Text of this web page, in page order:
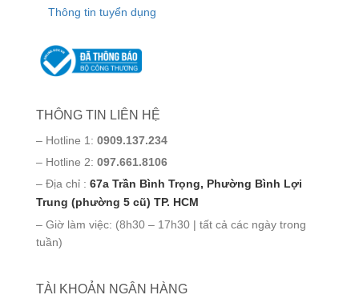
Thông tin tuyển dụng
THÔNG TIN LIÊN HỆ
– Hotline 1: 0909.137.234
– Hotline 2: 097.661.8106
– Địa chỉ : 67a Trần Bình Trọng, Phường Bình Lợi
Trung (phường 5 cũ) TP. HCM
– Giờ làm việc: (8h30 – 17h30 | tất cả các ngày trong
tuần)
TÀI KHOẢN NGÂN HÀNG